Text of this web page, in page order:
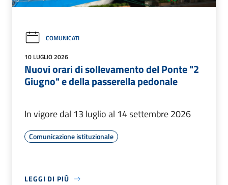
COMUNICATI
10 LUGLIO 2026
Nuovi orari di sollevamento del Ponte "2
Giugno" e della passerella pedonale
In vigore dal 13 luglio al 14 settembre 2026
Comunicazione istituzionale
LEGGI DI PIÙ